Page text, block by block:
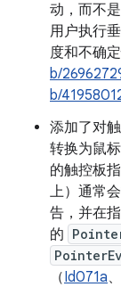
动，而不
用户执行
度和不确
b/
b/
添加了对
转换为鼠
的触控板
上）通常
告，并在
的
（Id071a、